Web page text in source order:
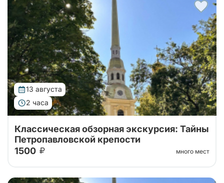
Тур от наших проверенных партнеров! Обзорная
экскурсия по городу с посещением территории
Петропавловской крепости!
13 августа
2 часа
Классическая обзорная экскурсия: Тайны
Петропавловской крепости
1500
много мест